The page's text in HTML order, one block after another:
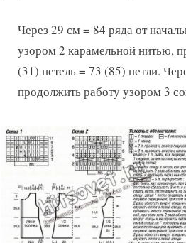
Через 29 см = 84 ряда от
узором 2 карамельной нитью,
(31) петель = 73 (85) петли.
продолжить работу узором 3